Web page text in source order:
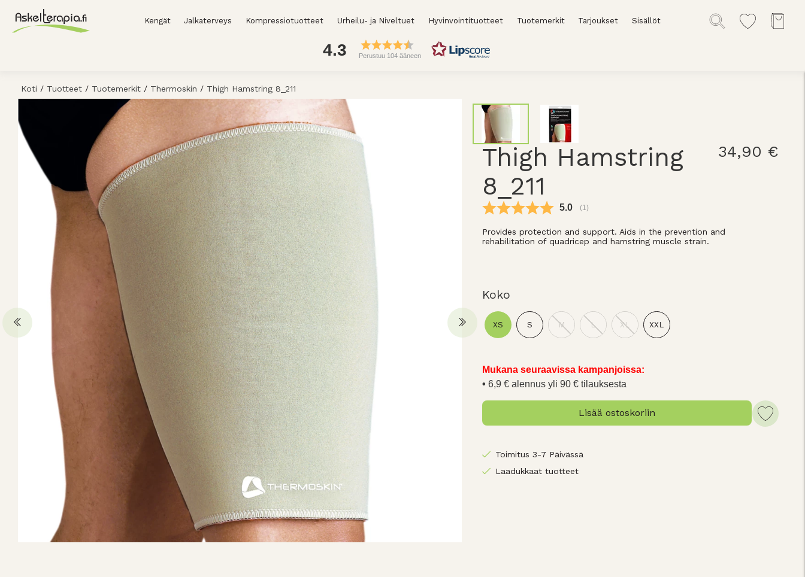
Kengät Jalkaterveys Kompressiotuotteet Urheilu- ja Niveltuet Hyvinvointituotteet Tuotemerkit Tarjoukset Sisällöt
4.3 Perustuu 104 ääneen
Koti / Tuotteet / Tuotemerkit / Thermoskin / Thigh Hamstring 8_211
Thigh Hamstring
8_211
34,90 €
Keskimääräinen luokitus:
5.0 (äänet:
1)
Provides protection and support. Aids in the prevention and
rehabilitation of quadricep and hamstring muscle strain.
Koko
XS S M L XL XXL
Mukana seuraavissa kampanjoissa:
6,9 € alennus yli 90 € tilauksesta
Lisää ostoskoriin
Toimitus 3-7 Päivässä
Laadukkaat tuotteet